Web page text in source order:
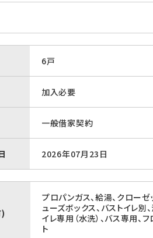
6戸
加入必要
一般借家契約
2026年07月23日
プロパンガス、給湯、クローゼ
ューズボックス、バストイレ別
イレ専用（水洗）、バス専用、
ト